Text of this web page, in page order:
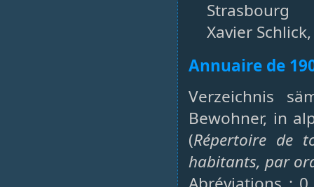
Strasbourg
Xavier
Annuaire de
Verzeichnis
Bewohner, in
(Répertoire de
habitants, par